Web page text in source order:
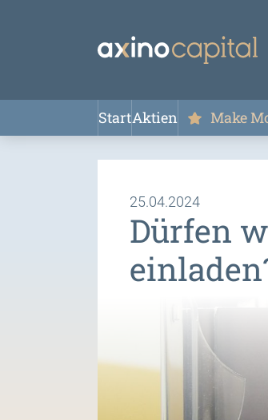
StartAktien Make
25.04.2024
Dürfen